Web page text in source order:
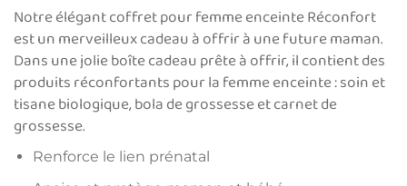
Notre élégant coffret pour femme enceinte Réconfort
est un merveilleux cadeau à offrir à une future maman.
Dans une jolie boîte cadeau prête à offrir, il contient des
produits réconfortants pour la femme enceinte : soin et
tisane biologique, bola de grossesse et carnet de
grossesse.
Renforce le lien prénatal